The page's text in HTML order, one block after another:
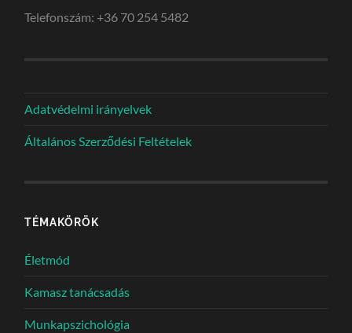
Telefonszám: +36 70 254 5482
Adatvédelmi irányelvek
Általános Szerződési Feltételek
TÉMAKÖRÖK
Életmód
Kamasz tanácsadás
Munkapszichológia